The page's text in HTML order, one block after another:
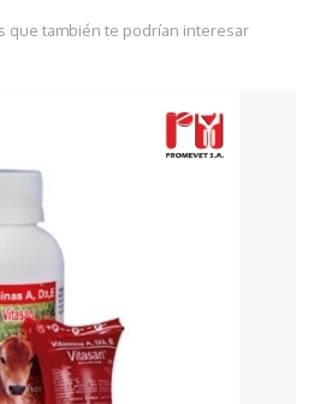
que también te podrían interesar